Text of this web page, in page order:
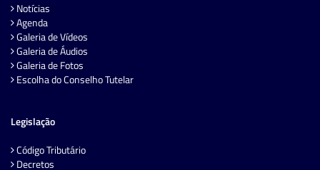
Notícias
Agenda
Galeria de Vídeos
Galeria de Áudios
Galeria de Fotos
Escolha do Conselho Tutelar
Legislação
Código Tributário
Decretos